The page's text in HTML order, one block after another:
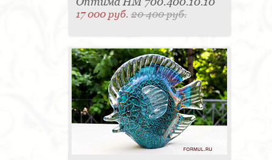
17 000 руб.20 400 руб.